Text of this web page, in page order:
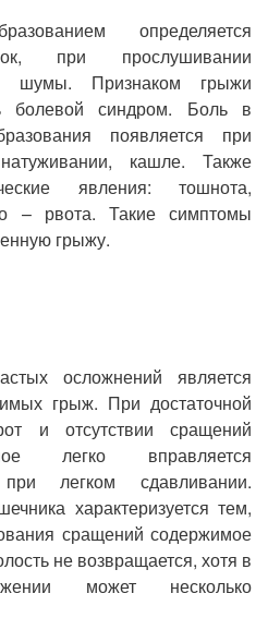
определяется
при прослушивании
шумы. Признаком грыжи
болевой синдром. Боль в
появляется при
кашле. Также
явления: тошнота,
– рвота. Такие симптомы
грыжу.
осложнений является
грыж. При достаточной
и отсутствии сращений
легко вправляется
легком сдавливании.
характеризуется тем,
сращений содержимое
не возвращается, хотя в
может несколько